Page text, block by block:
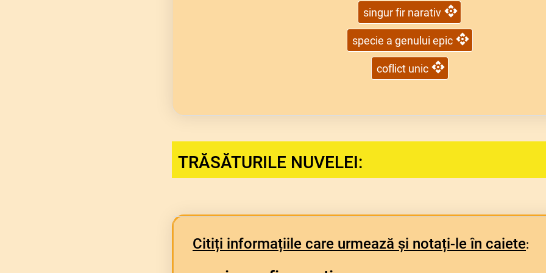
singur fir narativ
specie a genului epic
coflict unic
TRĂSĂTURILE NUVELEI:
Citiți informațiile care urmează și notați-le în caiete: